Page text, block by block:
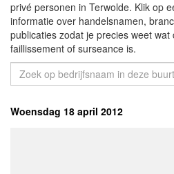
privé personen in Terwolde. Klik op
informatie over handelsnamen,
publicaties zodat je precies weet
faillissement of surseance is.
Woensdag 18 april 2012